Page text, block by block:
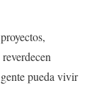
pueda vivir